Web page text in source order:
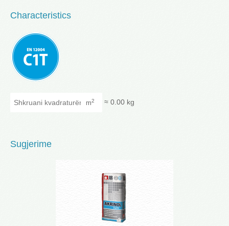
Characteristics
m2 ≈ 0.00 kg
Sugjerime